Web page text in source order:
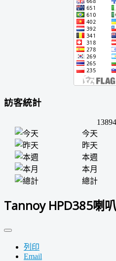
訪客統計
今天
昨天
本週
本月
總計
Tannoy HPD385喇
列印
Email